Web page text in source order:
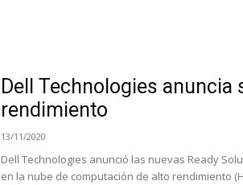
Dell Technologies
rendimiento
13/11/2020
Dell Technologies anunció las nuevas Ready
en la nube de computación de alto rendimiento